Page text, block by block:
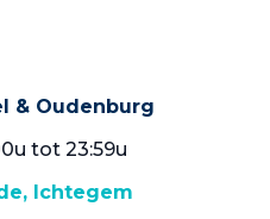
& Oudenburg
tot 23:59u
Ichtegem